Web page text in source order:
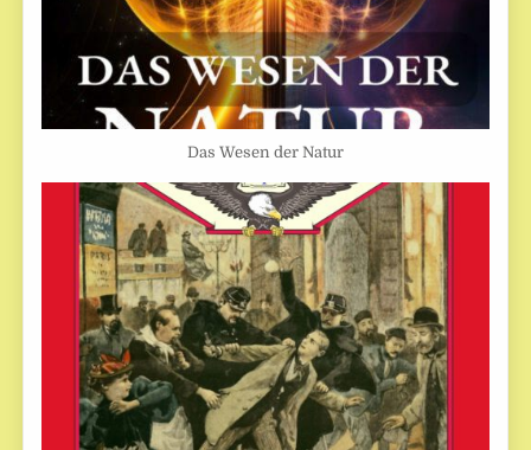
Das Wesen der Natur